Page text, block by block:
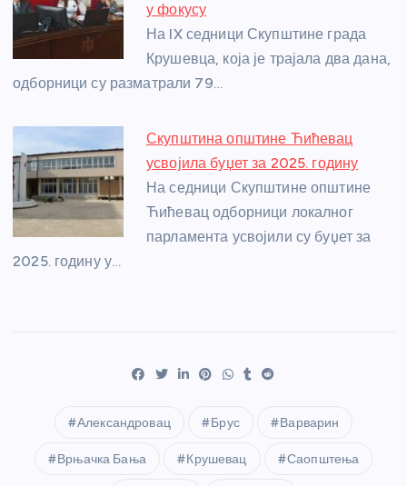
у фокусу
На IX седници Скупштине града
Крушевца, која је трајала два дана,
одборници су разматрали 79…
Скупштина општине Ћићевац
усвојила буџет за 2025. годину
На седници Скупштине општине
Ћићевац одборници локалног
парламента усвојили су буџет за
2025. годину у…
Александровац Брус Варварин
Врњачка Бања Крушевац Саопштења